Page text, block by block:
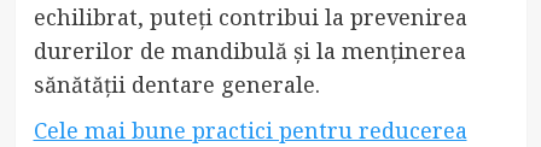
echilibrat, puteți contribui la prevenirea
durerilor de mandibulă și la menținerea
sănătății dentare generale.
Cele mai bune practici pentru reducerea